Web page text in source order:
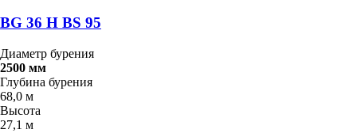
BG 36 H BS 95
Диаметр бурения
2500 мм
Глубина бурения
68,0 м
Высота
27,1 м